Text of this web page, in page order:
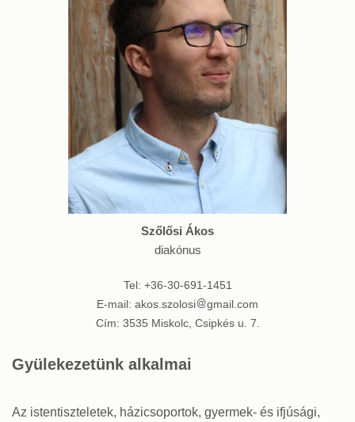
Szőlősi Ákos
diakónus
Tel: +36-30-691-1451
E-mail: akos.szolosi
gmail.com
Cím: 3535 Miskolc, Csipkés u. 7.
Gyülekezetünk alkalmai
Az istentiszteletek, házicsoportok, gyermek- és ifjúsági,